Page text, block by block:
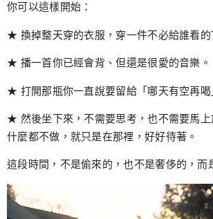
你可以這樣開始：
★ 換掉整天穿的衣服，穿一件不必給誰看的
★ 播一首你已經會背、但還是很愛的音樂。
★ 打開那瓶你一直說要留給「哪天有空再喝
★ 然後坐下來，不需要思考，也不需要馬上
什麼都不做，就只是在那裡，好好待著。
這段時間，不是偷來的，也不是奢侈的，而